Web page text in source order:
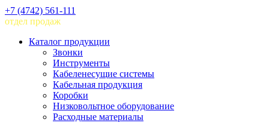
+7 (4742) 561-111
отдел продаж
Каталог продукции
Звонки
Инструменты
Кабеленесущие системы
Кабельная продукция
Коробки
Низковольтное оборудование
Расходные материалы